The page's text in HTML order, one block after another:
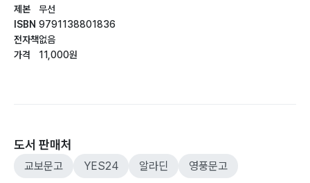
제본
ISBN
전자책
가격
무선
9791138801836
없음
11,000원
도서 판매처
교보문고 YES24 알라딘 영풍문고